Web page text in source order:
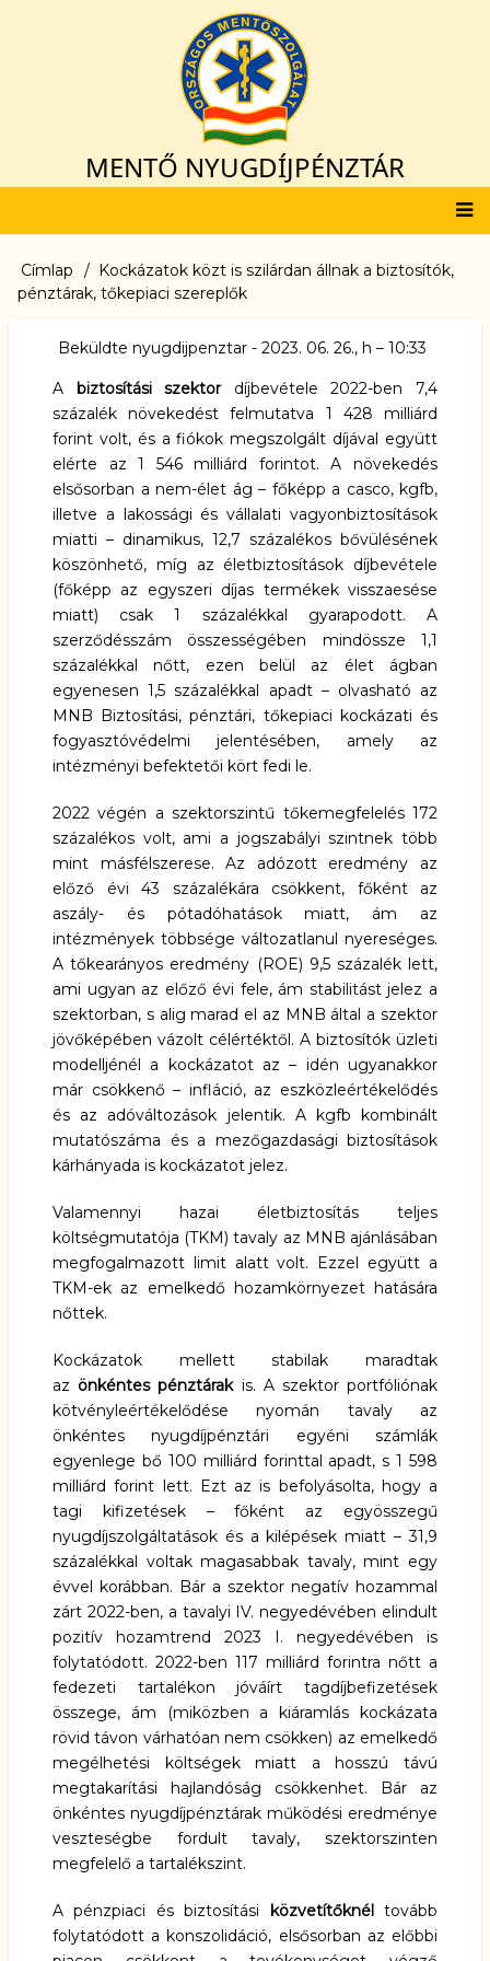
MENTŐ NYUGDÍJPÉNZTÁR
navigáció
Morzsa
Címlap
Kockázatok közt is szilárdan állnak a biztosítók,
pénztárak, tőkepiaci szereplők
Beküldte nyugdijpenztar - 2023. 06. 26., h – 10:33
A biztosítási szektordíjbevétele 2022-ben 7,4
százalék növekedést felmutatva 1 428 milliárd
forint volt, és a fiókok megszolgált díjával együtt
elérte az 1 546 milliárd forintot. A növekedés
elsősorban a nem-élet ág – főképp a casco, kgfb,
illetve a lakossági és vállalati vagyonbiztosítások
miatti – dinamikus, 12,7 százalékos bővülésének
köszönhető, míg az életbiztosítások díjbevétele
(főképp az egyszeri díjas termékek visszaesése
miatt) csak 1 százalékkal gyarapodott. A
szerződésszám összességében mindössze 1,1
százalékkal nőtt, ezen belül az élet ágban
egyenesen 1,5 százalékkal apadt – olvasható az
MNB Biztosítási, pénztári, tőkepiaci kockázati és
fogyasztóvédelmi jelentésében, amely az
intézményi befektetői kört fedi le.
2022 végén a szektorszintű tőkemegfelelés 172
százalékos volt, ami a jogszabályi szintnek több
mint másfélszerese. Az adózott eredmény az
előző évi 43 százalékára csökkent, főként az
aszály- és pótadóhatások miatt, ám az
intézmények többsége változatlanul nyereséges.
A tőkearányos eredmény (ROE) 9,5 százalék lett,
ami ugyan az előző évi fele, ám stabilitást jelez a
szektorban, s alig marad el az MNB által a szektor
jövőképében vázolt célértéktől. A biztosítók üzleti
modelljénél a kockázatot az – idén ugyanakkor
már csökkenő – infláció, az eszközleértékelődés
és az adóváltozások jelentik. A kgfb kombinált
mutatószáma és a mezőgazdasági biztosítások
kárhányada is kockázatot jelez.
Valamennyi hazai életbiztosítás teljes
költségmutatója (TKM) tavaly az MNB ajánlásában
megfogalmazott limit alatt volt. Ezzel együtt a
TKM-ek az emelkedő hozamkörnyezet hatására
nőttek.
Kockázatok mellett stabilak maradtak
az önkéntes pénztárakis. A szektor portfóliónak
kötvényleértékelődése nyomán tavaly az
önkéntes nyugdíjpénztári egyéni számlák
egyenlege bő 100 milliárd forinttal apadt, s 1 598
milliárd forint lett. Ezt az is befolyásolta, hogy a
tagi kifizetések – főként az egyösszegű
nyugdíjszolgáltatások és a kilépések miatt – 31,9
százalékkal voltak magasabbak tavaly, mint egy
évvel korábban. Bár a szektor negatív hozammal
zárt 2022-ben, a tavalyi IV. negyedévében elindult
pozitív hozamtrend 2023 I. negyedévében is
folytatódott. 2022-ben 117 milliárd forintra nőtt a
fedezeti tartalékon jóváírt tagdíjbefizetések
összege, ám (miközben a kiáramlás kockázata
rövid távon várhatóan nem csökken) az emelkedő
megélhetési költségek miatt a hosszú távú
megtakarítási hajlandóság csökkenhet. Bár az
önkéntes nyugdíjpénztárak működési eredménye
veszteségbe fordult tavaly, szektorszinten
megfelelő a tartalékszint.
A pénzpiaci és biztosítási közvetítőknéltovább
folytatódott a konszolidáció, elsősorban az előbbi